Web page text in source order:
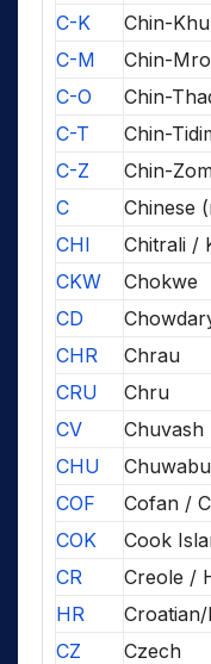
C-K
Chin-
C-M
Chin-Mro
C-O
Chin-
C-T
Chin-
C-Z
Chin-
C
Chinese
CHI
Chitrali /
CKW
Chokwe
CD
CHR
Chrau
CRU
Chru
CV
Chuvash
CHU
Chuwabu
COF
Cofan /
COK
Cook
CR
Creole /
HR
CZ
Czech